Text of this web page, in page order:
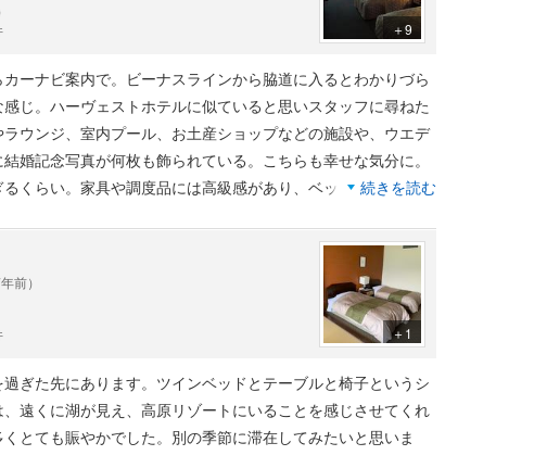
＋9
ーナビ案内で。ビーナスラインから脇道に入るとわかりづら
じ。ハーヴェストホテルに似ていると思いスタッフに尋ねた
ウンジ、室内プール、お土産ショップなどの施設や、ウエデ
婚記念写真が何枚も飾られている。こちらも幸せな気分に。
くらい。家具や調度品には高級感があり、ベッドはほどよい
温めている。特に露天風呂からの山の眺望がすばらしい。別
式のセットメニュー。なかなか味がいい。窓から見える高原
るのには満足感十分。リピーターになるホテルと言えよう。
続きを読む
前）
＋1
ぎた先にあります。ツインベッドとテーブルと椅子というシ
遠くに湖が見え、高原リゾートにいることを感じさせてくれ
とても賑やかでした。別の季節に滞在してみたいと思いま